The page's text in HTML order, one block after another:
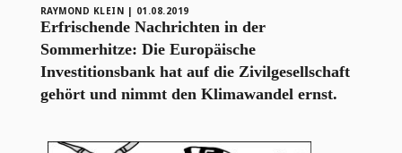
RAYMOND KLEIN | 01.08.2019
Erfrischende Nachrichten in der
Sommerhitze: Die Europäische
Investitionsbank hat auf die Zivilgesellschaft
gehört und nimmt den Klimawandel ernst.